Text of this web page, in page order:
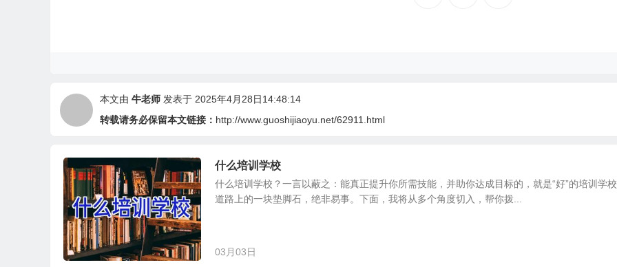
本文由 牛老师 发表于 2025年4月28日14:48:14
转载请务必保留本文链接： http://www.guoshijiaoyu.net/62911.html
什么培训学校
什么培训学校？一言以蔽之：能真正提升你所需技能，并助你达成目标的，就是“好”的培训学
道路上的一块垫脚石，绝非易事。下面，我将从多个角度切入，帮你拨...
03月03日